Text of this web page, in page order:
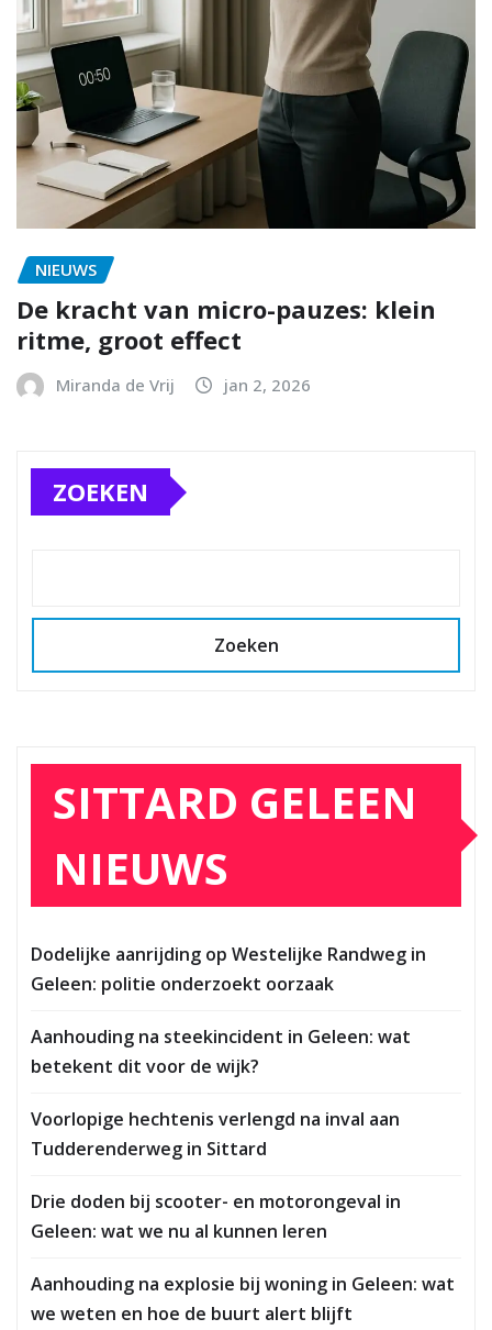
NIEUWS
De kracht van micro-pauzes: klein
ritme, groot effect
Miranda de Vrij jan 2, 2026
ZOEKEN
Zoeken
SITTARD GELEEN
NIEUWS
Dodelijke aanrijding op Westelijke Randweg in
Geleen: politie onderzoekt oorzaak
Aanhouding na steekincident in Geleen: wat
betekent dit voor de wijk?
Voorlopige hechtenis verlengd na inval aan
Tudderenderweg in Sittard
Drie doden bij scooter- en motorongeval in
Geleen: wat we nu al kunnen leren
Aanhouding na explosie bij woning in Geleen: wat
we weten en hoe de buurt alert blijft